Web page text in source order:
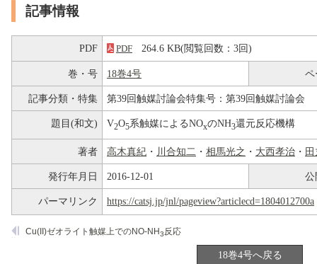
記事情報
PDF PDF 264.6 KB(閲覧回数：3回)
巻・号 18巻4号 ペ
記事分類・特集 第39回触媒討論会特集号：第39回触媒討論会
題目(和文) V2O5系触媒によるNOxのNH3還元反応機構
著者 高木真紀 ・ 川合知二 ・ 相馬光之 ・ 大西孝治 ・
発行年月日 2016-12-01 公
パーマリンク https://catsj.jp/jnl/pageview?articlecd=1804012700a
Cu(II)ゼオライト触媒上でのNO-NH3反応
18巻4号へ戻る